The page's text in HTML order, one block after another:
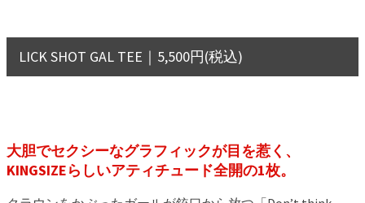
LICK SHOT GAL TEE｜5,500円(税込)
大胆でセクシーなグラフィックが目を惹く、
KINGSIZEらしいアティチュード全開の1枚。